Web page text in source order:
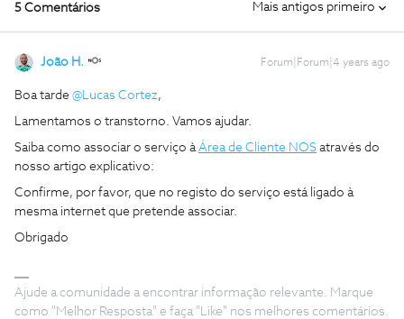
5 Comentários Mais antigos primeiro
João H. Forum|Forum|4 years ago
Boa tarde @Lucas Cortez,
Lamentamos o transtorno. Vamos ajudar.
Saiba como associar o serviço àÁrea de Cliente NOS através do
nosso artigo explicativo:
Confirme, por favor, que no registo do serviço está ligado à
mesma internet que pretende associar.
Obrigado
Ajude a comunidade a encontrar informação relevante. Marque
como "Melhor Resposta" e faça "Like" nos melhores comentários.